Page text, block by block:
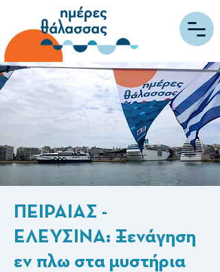
ΠΕΙΡΑΙΑΣ -
ΕΛΕΥΣΙΝΑ: Ξενάγηση
εν πλω στα μυστήρια